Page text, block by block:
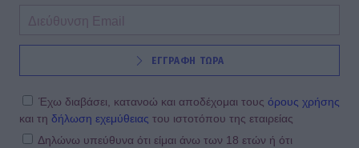
SHOWBIZ
Ιταλική φινέτσα για τη Μαρία
σύνολο και ψάθινο καπέλο στη
Σαρδηνία
ΕΓΓΡΑΦΗ ΤΩΡΑ
Έχω διαβάσει, κατανοώ και αποδέχομαι τους όρους χρήσης
και τη δήλωση εχεμύθειας του ιστοτόπου της εταιρείας
Δηλώνω υπεύθυνα ότι είμαι άνω των 18 ετών ή ότι